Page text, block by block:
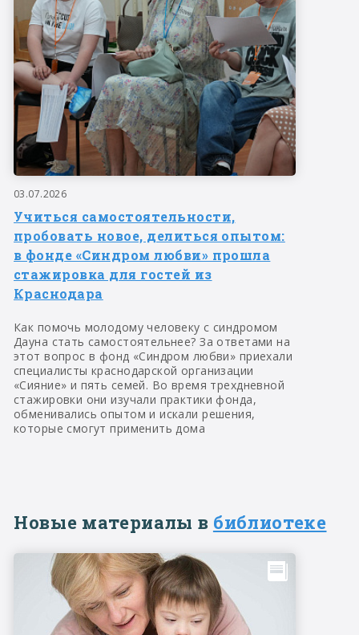
03.07.2026
Учиться самостоятельности,
пробовать новое, делиться опытом:
в фонде «Синдром любви» прошла
стажировка для гостей из
Краснодара
Как помочь молодому человеку с синдромом
Дауна стать самостоятельнее? За ответами на
этот вопрос в фонд «Синдром любви» приехали
специалисты краснодарской организации
«Сияние» и пять семей. Во время трехдневной
стажировки они изучали практики фонда,
обменивались опытом и искали решения,
которые смогут применить дома
Новые материалы в библиотеке